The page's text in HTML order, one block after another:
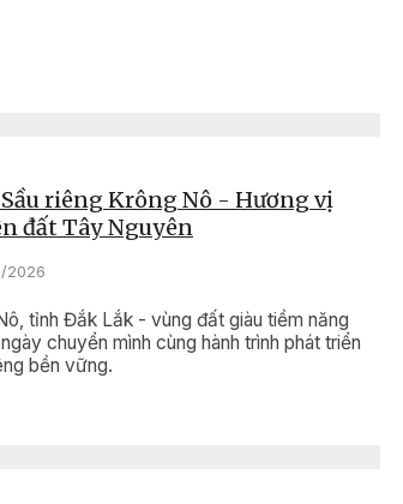
riêng Krông Nô - Hương vị
đất Tây Nguyên
2026
tỉnh Đắk Lắk - vùng đất giàu tiềm năng
chuyển mình cùng hành trình phát triển
bền vững.